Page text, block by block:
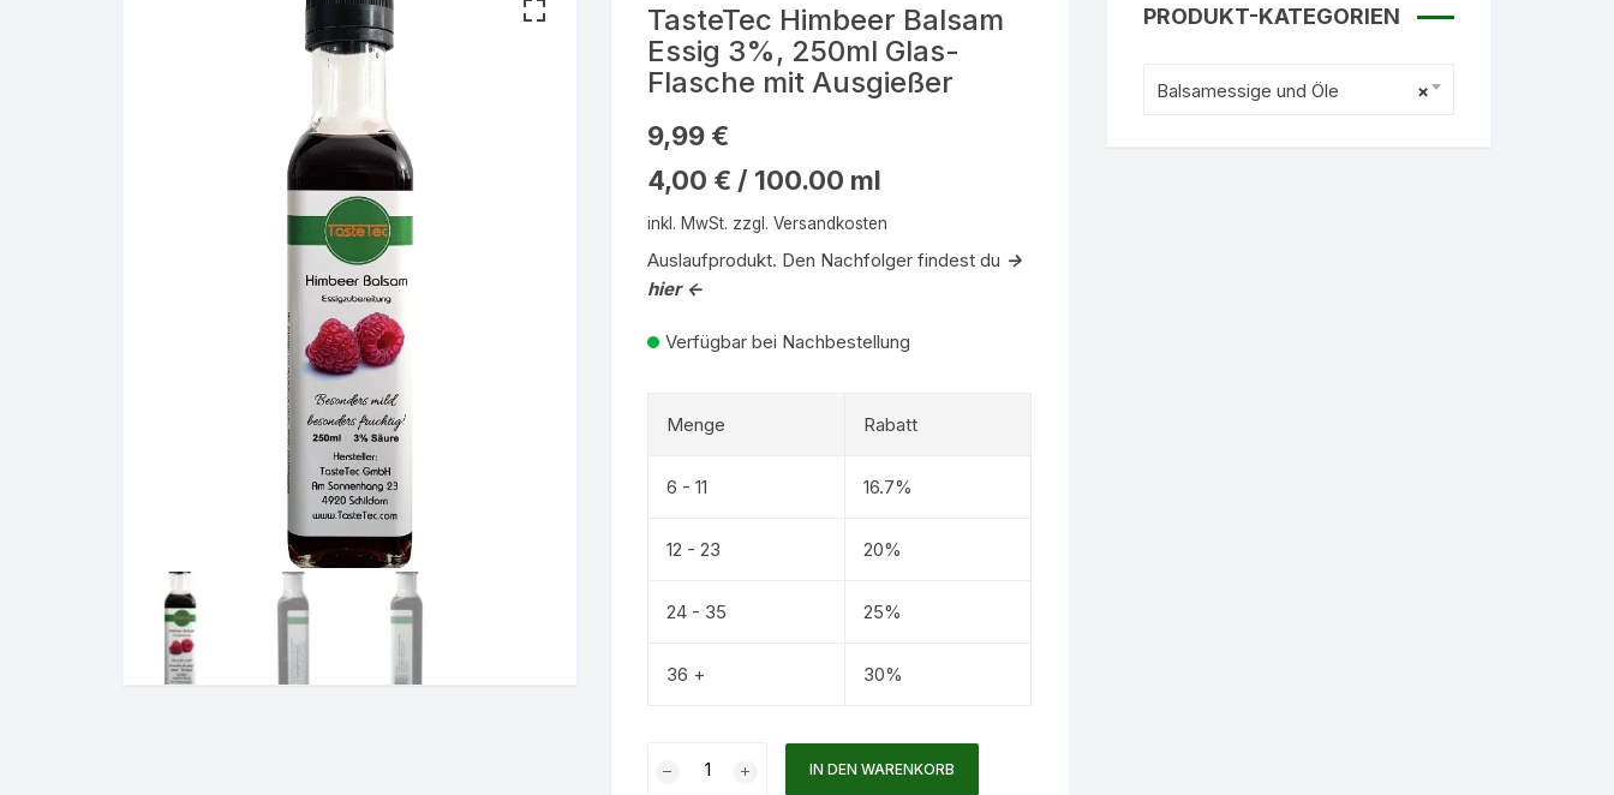
TasteTec Himbeer Balsam
Essig 3%, 250ml Glas-
Flasche mit Ausgießer
9,99 €
4,00 € / 100.00 ml
inkl. MwSt. zzgl.Versandkosten
Auslaufprodukt. Den Nachfolger findest du ->
hier <-
Verfügbar bei Nachbestellung
Menge Rabatt
6 - 11 16.7%
12 - 23 20%
24 - 35 25%
36 + 30%
Himbeer
IN DEN WARENKORB
PRODUKT-KATEGORIEN
×
Balsamessige und Öle